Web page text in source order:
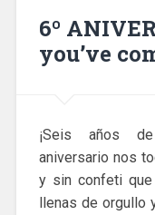
6º
you’ve
¡Seis años
aniversario nos
y sin confeti que
llenas de orgullo